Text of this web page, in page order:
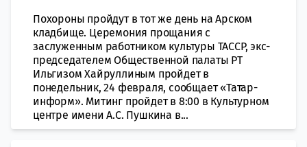
Похороны пройдут в тот же день на Арском
кладбище. Церемония прощания с
заслуженным работником культуры ТАССР, экс-
председателем Общественной палаты РТ
Ильгизом Хайруллиным пройдет в
понедельник, 24 февраля, сообщает «Татар-
информ». Митинг пройдет в 8:00 в Культурном
центре имени А.С. Пушкина в...